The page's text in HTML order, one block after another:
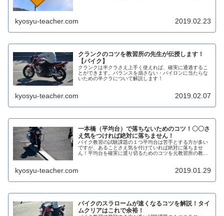
kyosyu-teacher.com 2019.02.23
クランクのコツを教習所の先生が伝授します！
【バイク】
クランクは半クラさえ上手く使えれば、確実に通過するこ
とができます。バランスを崩さない・パイロンに当たらな
いための半クラについて解説します！
kyosyu-teacher.com 2019.02.07
一本橋（平均台）で落ちないためのコツ！〇〇さ
え気をつければ絶対に落ちません！
バイク教習の試験課題の１つ平均台は苦手とする方が多い
ですが、あることさえ気を付けていれば絶対に落ちませ
ん！平均台を確実に渡り切るためのコツを元教習所の教官
kyosyu-teacher.com 2019.01.29
バイクのスラロームが速くなるコツを解説！タイ
ムクリアはこれで余裕！